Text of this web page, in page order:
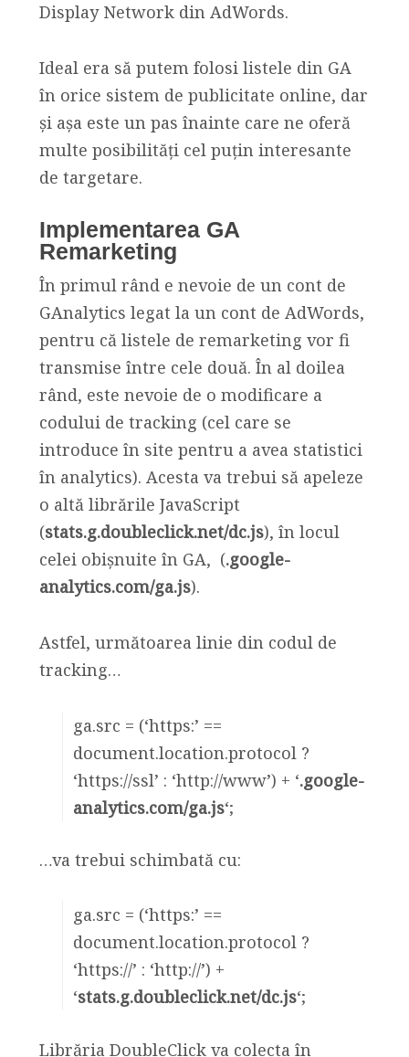
Display Network din AdWords.
Ideal era să putem folosi listele din GA
în orice sistem de publicitate online, dar
și așa este un pas înainte care ne oferă
multe posibilități cel puțin interesante
de targetare.
Implementarea GA
Remarketing
În primul rând e nevoie de un cont de
GAnalytics legat la un cont de AdWords,
pentru că listele de remarketing vor fi
transmise între cele două. În al doilea
rând, este nevoie de o modificare a
codului de tracking (cel care se
introduce în site pentru a avea statistici
în analytics). Acesta va trebui să apeleze
o altă librările JavaScript
(stats.g.doubleclick.net/dc.js), în locul
celei obișnuite în GA, (.google-
analytics.com/ga.js).
Astfel, următoarea linie din codul de
tracking…
ga.src = (‘https:’ ==
document.location.protocol ?
‘https://ssl’ : ‘http://www’) + ‘.google-
analytics.com/ga.js‘;
…va trebui schimbată cu:
ga.src = (‘https:’ ==
document.location.protocol ?
‘https://’ : ‘http://’) +
‘stats.g.doubleclick.net/dc.js‘;
Librăria DoubleClick va colecta în